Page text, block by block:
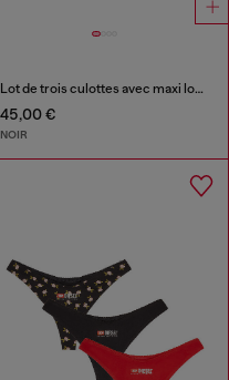
Lot de trois culottes avec maxi logo à la taille
45,00 €
NOIR